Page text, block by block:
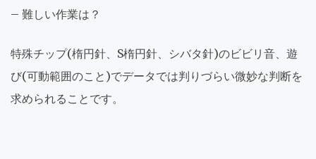
– 難しい作業は？
特殊チップ(楕円針、S楕円針、シバタ針)のビビリ音、遊
び(可動範囲のこと)でデータでは判りづらい微妙な判断を
求められることです。